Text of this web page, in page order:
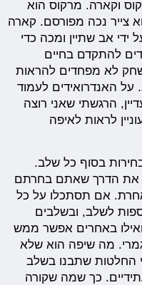
וקארה. מרקוס הוא
צייר נכה מפורסם. קארה
אב שתיין ומכה כדי
להתקדם בחיים
לא מפחדים להראות
על האנדרואידים לעמוד
הרגשתי שאני רוצה
לראות לאיפה
בסוף כל שלב.
את הדרך שאתם בחרתם
אם תסתכלו על כל
לשלב, ובשלבים
באחרים אפשר ממש
מה שיפה הוא שלא
החלטות שתבנו בשלב
כך שמה שקורה